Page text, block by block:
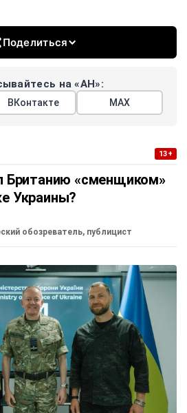
Поделиться
на «АН»:
ВКонтакте МАХ
13+
Британию «сменщиком»
Украины?
обозреватель, публицист